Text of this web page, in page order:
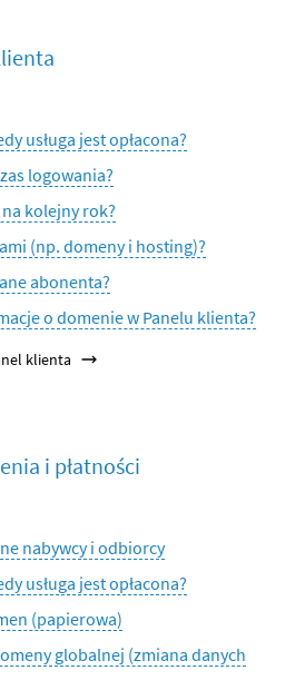
usługa jest opłacona?
logowania?
kolejny rok?
(np. domeny i hosting)?
abonenta?
o domenie w Panelu klienta?
klienta
i płatności
nabywcy i odbiorcy
usługa jest opłacona?
(papierowa)
globalnej (zmiana danych